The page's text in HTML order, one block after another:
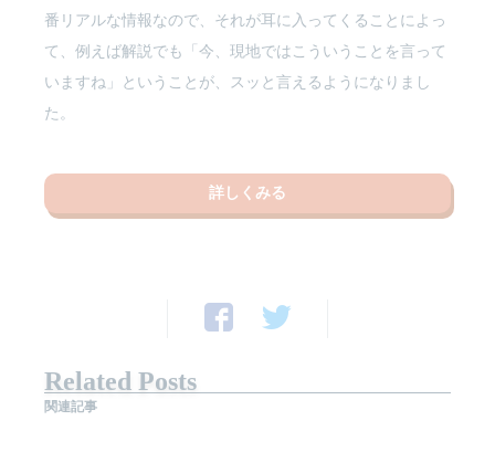
番リアルな情報なので、それが耳に入ってくることによっ
て、例えば解説でも「今、現地ではこういうことを言って
いますね」ということが、スッと言えるようになりまし
た。
詳しくみる
Related Posts
関連記事